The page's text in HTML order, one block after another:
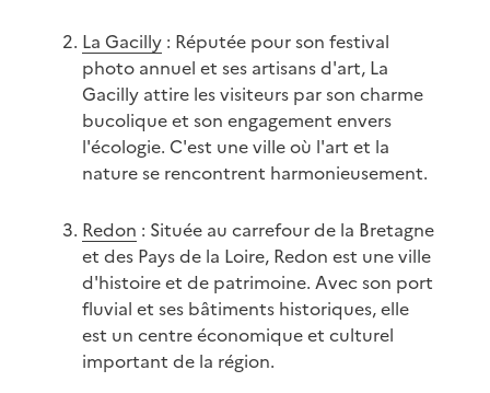
La Gacilly: Réputée pour son festival
photo annuel et ses artisans d'art, La
Gacilly attire les visiteurs par son charme
bucolique et son engagement envers
l'écologie. C'est une ville où l'art et la
nature se rencontrent harmonieusement.
Redon : Située au carrefour de la Bretagne
et des Pays de la Loire, Redon est une ville
d'histoire et de patrimoine. Avec son port
fluvial et ses bâtiments historiques, elle
est un centre économique et culturel
important de la région.